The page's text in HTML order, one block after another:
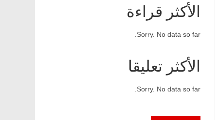
الأكثر قراءة
Sorry. No data so far.
الأكثر تعليقا
Sorry. No data so far.